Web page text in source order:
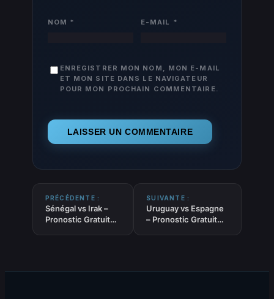
NOM * E-MAIL *
ENREGISTRER MON NOM, MON E-MAIL
ET MON SITE DANS LE NAVIGATEUR
POUR MON PROCHAIN COMMENTAIRE.
PRÉCÉDENTE :
Sénégal vs Irak –
Pronostic Gratuit
SUIVANTE :
Uruguay vs Espagne
– Pronostic Gratuit